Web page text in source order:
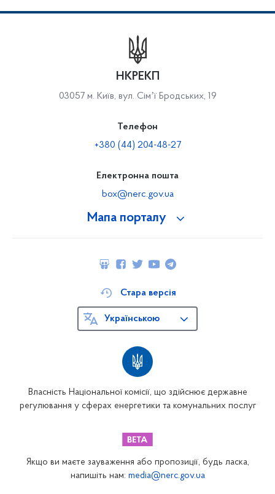
Мапа порталу
НКРЕКП
03057 м. Київ, вул. Сімʼї Бродських, 19
Телефон
+380 (44) 204-48-27
Електронна пошта
box@nerc.gov.ua
Власність Національної комісії, що здійснює державне
регулювання у сферах енергетики та комунальних послуг
Стара версія
Українською
Якщо ви маєте зауваження або пропозиції, будь ласка,
напишіть нам: media@nerc.gov.ua